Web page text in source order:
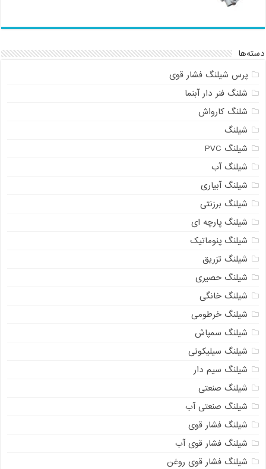
دسته‌ها
پرس شیلنگ فشار قوی
شلنگ فنر دار آبنما
شلنگ کارواش
شیلنگ
شیلنگ PVC
شیلنگ آب
شیلنگ آبیاری
شیلنگ برزنتی
شیلنگ پارچه ای
شیلنگ پنوماتیک
شیلنگ تزریق
شیلنگ حصیری
شیلنگ خانگی
شیلنگ خرطومی
شیلنگ سمپاش
شیلنگ سیلیکونی
شیلنگ سیم دار
شیلنگ صنعتی
شیلنگ صنعتی آب
شیلنگ فشار قوی
شیلنگ فشار قوی آب
شیلنگ فشار قوی روغن